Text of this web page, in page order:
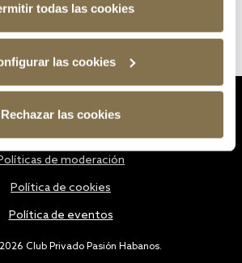
todas las cookies
las cookies
Rechazar las cookies
Club Privado Pasión Habanos.
de moderación
Política de cookies
Política de eventos